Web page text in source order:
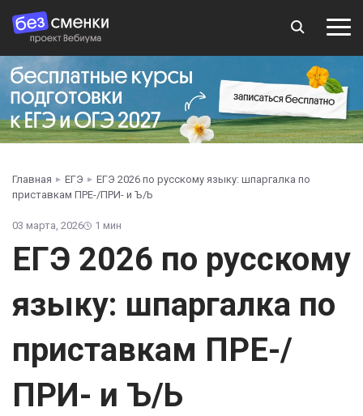
Главная ЕГЭ
ЕГЭ 2026 по русскому языку: шпаргалка по
приставкам ПРЕ-/ПРИ- и Ъ/Ь
03 марта, 2026 1 мин
ЕГЭ 2026 по русскому
языку: шпаргалка по
приставкам ПРЕ-/
ПРИ- и Ъ/Ь